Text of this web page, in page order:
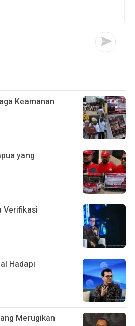
Keamanan
yang
Verifikasi
Hadapi
Merugikan